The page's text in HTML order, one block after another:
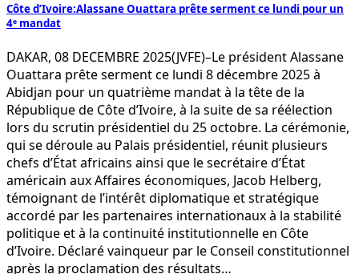
Côte d’Ivoire:Alassane Ouattara prête serment ce lundi pour un
4ᵉ mandat
DAKAR, 08 DECEMBRE 2025(JVFE)–Le président Alassane
Ouattara prête serment ce lundi 8 décembre 2025 à
Abidjan pour un quatrième mandat à la tête de la
République de Côte d’Ivoire, à la suite de sa réélection
lors du scrutin présidentiel du 25 octobre. La cérémonie,
qui se déroule au Palais présidentiel, réunit plusieurs
chefs d’État africains ainsi que le secrétaire d’État
américain aux Affaires économiques, Jacob Helberg,
témoignant de l’intérêt diplomatique et stratégique
accordé par les partenaires internationaux à la stabilité
politique et à la continuité institutionnelle en Côte
d’Ivoire. Déclaré vainqueur par le Conseil constitutionnel
après la proclamation des résultats…